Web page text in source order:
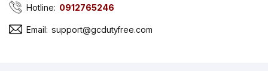
Hotline: 0912765246
Email: support@gcdutyfree.com